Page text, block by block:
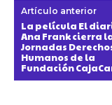
Artículo anterior
La película El
Ana Frank cierra
Jornadas
Humanos de la
Fundación